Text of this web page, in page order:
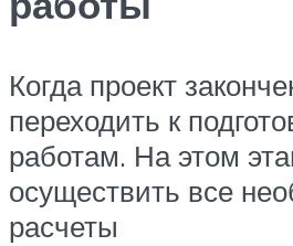
Когда проект
переходить к
работам. На этом
осуществить все
расчеты